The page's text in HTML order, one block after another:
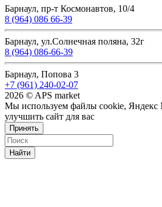
Барнаул, пр-т Космонавтов, 10/4
8 (964) 086 66-39
Барнаул, ул.Солнечная поляна, 32г
8 (964) 086-66-39
Барнаул, Попова 3
+7 (961) 240-02-07
2026 © APS market
Мы используем файлы cookie, Яндекс
улучшить сайт для вас
Принять
Найти